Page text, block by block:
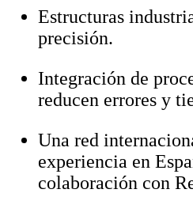
Estructuras
precisión.
Integración de
reducen errores y
Una red
experiencia en
colaboración con